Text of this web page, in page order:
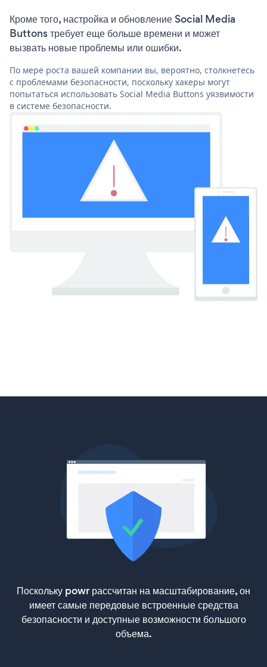
Кроме того, настройка и обновление Social Media
Buttons требует еще больше времени и может
вызвать новые проблемы или ошибки.
По мере роста вашей компании вы, вероятно, столкнетесь
с проблемами безопасности, поскольку хакеры могут
попытаться использовать Social Media Buttons уязвимости
в системе безопасности.
Поскольку powr рассчитан на масштабирование, он
имеет самые передовые встроенные средства
безопасности и доступные возможности большого
объема.